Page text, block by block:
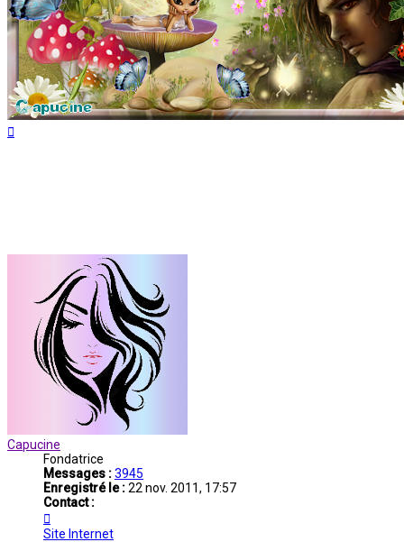
Capucine
Fondatrice
Messages :3945
Enregistré le :22 nov. 2011, 17:57
Contact :
Capucine
Site Internet